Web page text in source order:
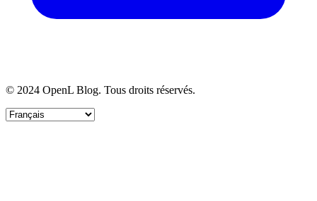
© 2024 OpenL Blog. Tous droits réservés.